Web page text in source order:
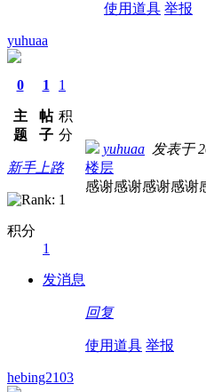
使用道具 举报
yuhuaa
0
主
题
1
帖
子
1
积
分
新手上路
积分
1
发消息
yuhuaa 发表于
楼层
感谢感谢感谢感谢
回复
使用道具 举报
hebing2103